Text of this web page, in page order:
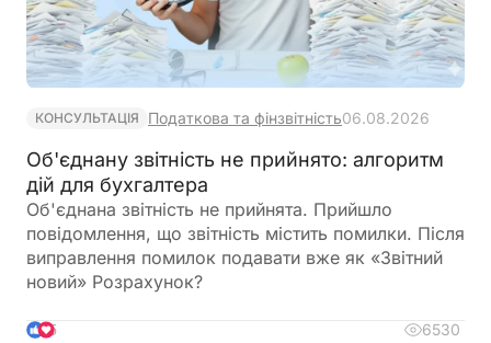
КОНСУЛЬТАЦІЯ Податкова та фінзвітність06.08.2026
Об'єднану звітність не прийнято: алгоритм
дій для бухгалтера
Об'єднана звітність не прийнята. Прийшло
повідомлення, що звітність містить помилки. Після
виправлення помилок подавати вже як «Звітний
новий» Розрахунок?
5
6530